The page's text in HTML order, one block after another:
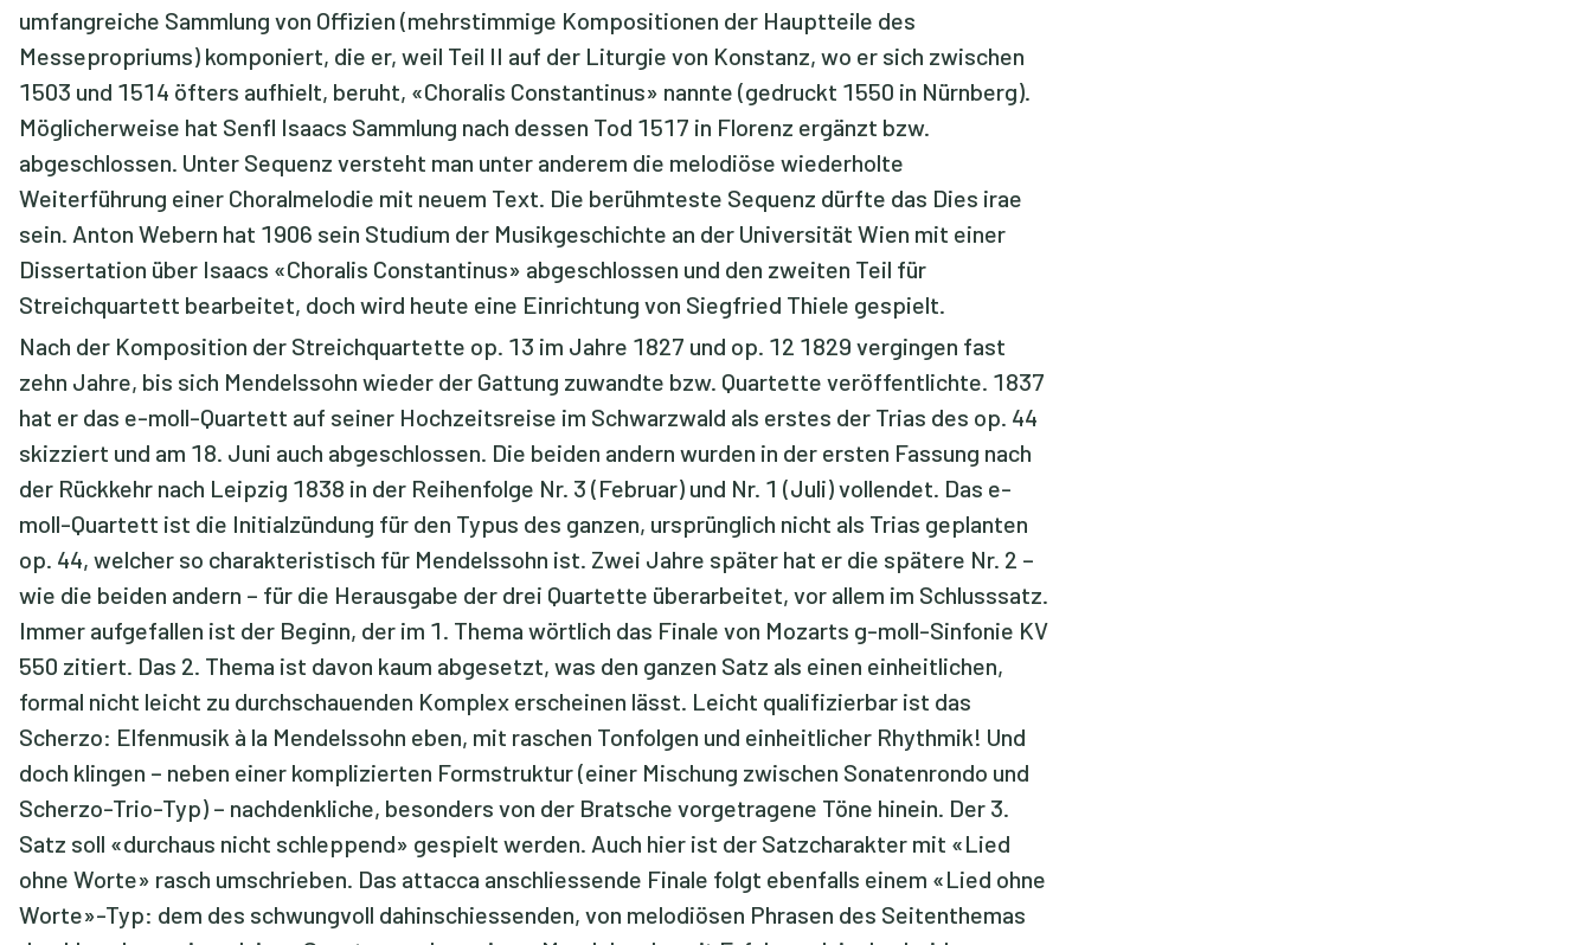
umfangreiche Sammlung von Offizien (mehrstimmige Kompositionen der Hauptteile des
Messepropriums) komponiert, die er, weil Teil II auf der Liturgie von Konstanz, wo er sich zwischen
1503 und 1514 öfters aufhielt, beruht, «Choralis Constantinus» nannte (gedruckt 1550 in Nürnberg).
Möglicherweise hat Senfl Isaacs Sammlung nach dessen Tod 1517 in Florenz ergänzt bzw.
abgeschlossen. Unter Sequenz versteht man unter anderem die melodiöse wiederholte
Weiterführung einer Choralmelodie mit neuem Text. Die berühmteste Sequenz dürfte das Dies irae
sein. Anton Webern hat 1906 sein Studium der Musikgeschichte an der Universität Wien mit einer
Dissertation über Isaacs «Choralis Constantinus» abgeschlossen und den zweiten Teil für
Streichquartett bearbeitet, doch wird heute eine Einrichtung von Siegfried Thiele gespielt.
Nach der Komposition der Streichquartette op. 13 im Jahre 1827 und op. 12 1829 vergingen fast
zehn Jahre, bis sich Mendelssohn wieder der Gattung zuwandte bzw. Quartette veröffentlichte. 1837
hat er das e-moll-Quartett auf seiner Hochzeitsreise im Schwarzwald als erstes der Trias des op. 44
skizziert und am 18. Juni auch abgeschlossen. Die beiden andern wurden in der ersten Fassung nach
der Rückkehr nach Leipzig 1838 in der Reihenfolge Nr. 3 (Februar) und Nr. 1 (Juli) vollendet. Das e-
moll-Quartett ist die Initialzündung für den Typus des ganzen, ursprünglich nicht als Trias geplanten
op. 44, welcher so charakteristisch für Mendelssohn ist. Zwei Jahre später hat er die spätere Nr. 2 –
wie die beiden andern – für die Herausgabe der drei Quartette überarbeitet, vor allem im Schlusssatz.
Immer aufgefallen ist der Beginn, der im 1. Thema wörtlich das Finale von Mozarts g-moll-Sinfonie KV
550 zitiert. Das 2. Thema ist davon kaum abgesetzt, was den ganzen Satz als einen einheitlichen,
formal nicht leicht zu durchschauenden Komplex erscheinen lässt. Leicht qualifizierbar ist das
Scherzo: Elfenmusik à la Mendelssohn eben, mit raschen Tonfolgen und einheitlicher Rhythmik! Und
doch klingen – neben einer komplizierten Formstruktur (einer Mischung zwischen Sonatenrondo und
Scherzo-Trio-Typ) – nachdenkliche, besonders von der Bratsche vorgetragene Töne hinein. Der 3.
Satz soll «durchaus nicht schleppend» gespielt werden. Auch hier ist der Satzcharakter mit «Lied
ohne Worte» rasch umschrieben. Das attacca anschliessende Finale folgt ebenfalls einem «Lied ohne
Worte»-Typ: dem des schwungvoll dahinschiessenden, von melodiösen Phrasen des Seitenthemas